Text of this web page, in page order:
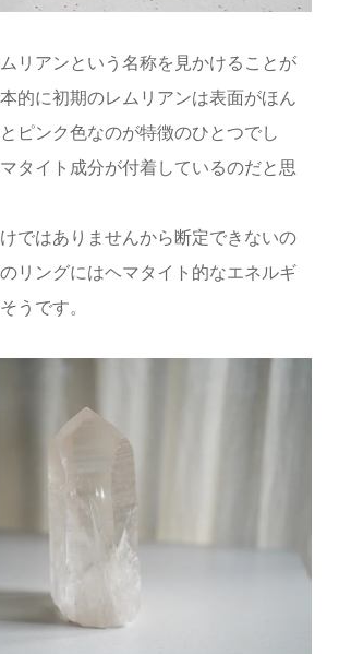
リアンという名称を見かけることが
的に初期のレムリアンは表面がほん
ピンク色なのが特徴のひとつでし
タイト成分が付着しているのだと思
ではありませんから断定できないの
リングにはヘマタイト的なエネルギ
うです。